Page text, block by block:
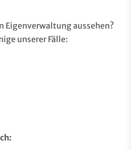
Eigenverwaltung aussehen?
unserer Fälle: